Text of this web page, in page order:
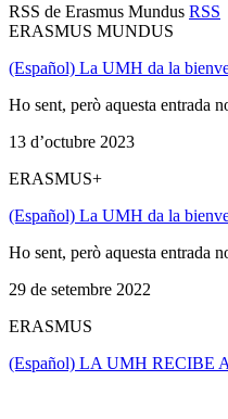
RSS de Erasmus Mundus RSS
ERASMUS MUNDUS
(Español) La UMH da la
Ho sent, però aquesta entrada
13 d’octubre 2023
ERASMUS+
(Español) La UMH da la
Ho sent, però aquesta entrada
29 de setembre 2022
ERASMUS
(Español) LA UMH RECIBE